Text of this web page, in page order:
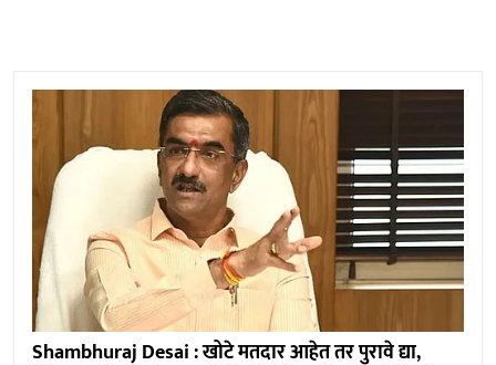
Shambhuraj Desai : खोटे मतदार आहेत तर पुरावे द्या,